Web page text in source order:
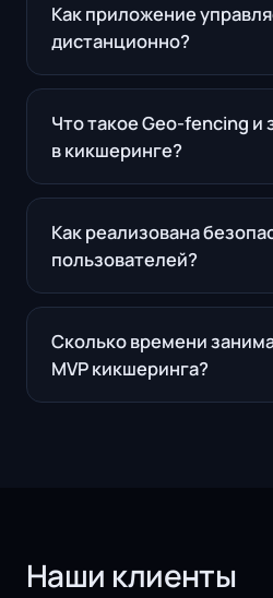
Как приложение
дистанционно?
Что такое Geo-fencing и
в кикшеринге?
Как реализована
пользователей?
Сколько времени
MVP кикшеринга?
Наши клиенты